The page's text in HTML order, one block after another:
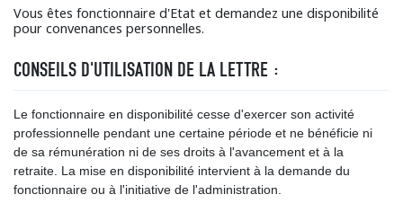
Vous êtes fonctionnaire d'Etat et demandez une disponibilité
pour convenances personnelles.
CONSEILS D'UTILISATION DE LA LETTRE :
Le fonctionnaire en disponibilité cesse d'exercer son activité
professionnelle pendant une certaine période et ne bénéficie ni
de sa rémunération ni de ses droits à l'avancement et à la
retraite. La mise en disponibilité intervient à la demande du
fonctionnaire ou à l'initiative de l'administration.